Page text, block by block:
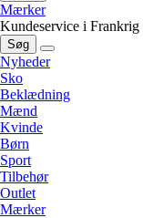
Mærker
Kundeservice i Frankrig
Søg
Nyheder
Sko
Beklædning
Mænd
Kvinde
Børn
Sport
Tilbehør
Outlet
Mærker